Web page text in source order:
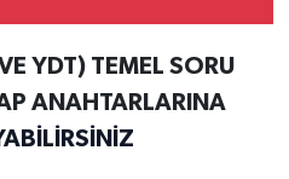
YDT) TEMEL SORU
ANAHTARLARINA